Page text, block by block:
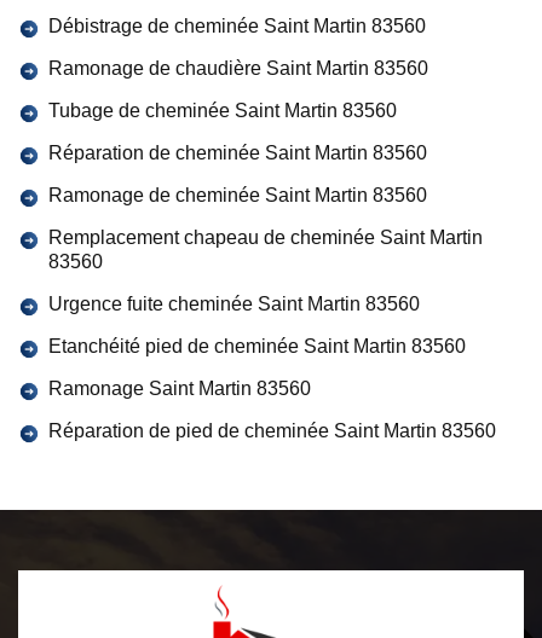
Débistrage de cheminée Saint Martin 83560
Ramonage de chaudière Saint Martin 83560
Tubage de cheminée Saint Martin 83560
Réparation de cheminée Saint Martin 83560
Ramonage de cheminée Saint Martin 83560
Remplacement chapeau de cheminée Saint Martin
83560
Urgence fuite cheminée Saint Martin 83560
Etanchéité pied de cheminée Saint Martin 83560
Ramonage Saint Martin 83560
Réparation de pied de cheminée Saint Martin 83560